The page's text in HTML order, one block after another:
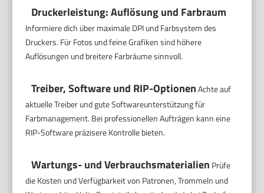
Druckerleistung: Auflösung und Farbraum
Informiere dich über maximale DPI und Farbsystem des
Druckers. Für Fotos und feine Grafiken sind höhere
Auflösungen und breitere Farbräume sinnvoll.
Treiber, Software und RIP-OptionenAchte auf
aktuelle Treiber und gute Softwareunterstützung für
Farbmanagement. Bei professionellen Aufträgen kann eine
RIP-Software präzisere Kontrolle bieten.
Wartungs- und Verbrauchsmaterialien Prüfe
die Kosten und Verfügbarkeit von Patronen, Trommeln und